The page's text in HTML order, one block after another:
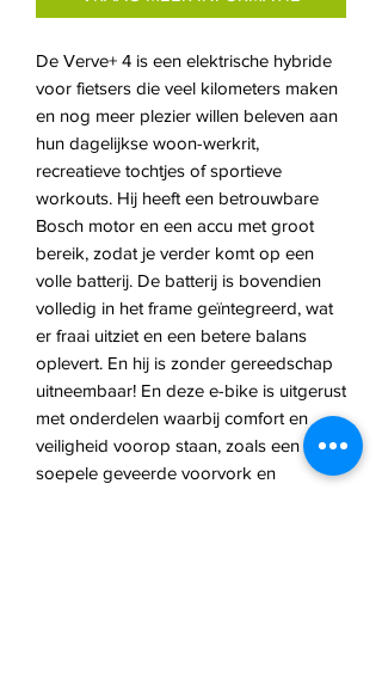
De Verve+ 4 is een elektrische hybride
voor fietsers die veel kilometers maken
en nog meer plezier willen beleven aan
hun dagelijkse woon-werkrit,
recreatieve tochtjes of sportieve
workouts. Hij heeft een betrouwbare
Bosch motor en een accu met groot
bereik, zodat je verder komt op een
volle batterij. De batterij is bovendien
volledig in het frame geïntegreerd, wat
er fraai uitziet en een betere balans
oplevert. En hij is zonder gereedschap
uitneembaar! En deze e-bike is uitgerust
met onderdelen waarbij comfort en
veiligheid voorop staan, zoals een
soepele geveerde voorvork en